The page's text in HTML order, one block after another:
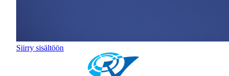
Siirry sisältöön